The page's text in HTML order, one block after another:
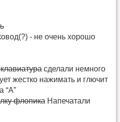
- не очень хорошо
сделали немного
жестко нажимать и глючит
“A”
флопика Напечатали